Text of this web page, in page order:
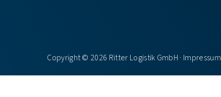
Copyright © 2026 Ritter Logistik GmbH · Impressum